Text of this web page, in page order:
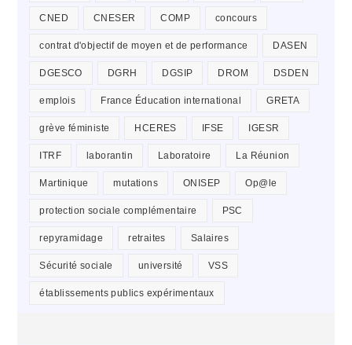
CNED CNESER COMP concours
contrat d'objectif de moyen et de performance DASEN
DGESCO DGRH DGSIP DROM DSDEN
emplois France Éducation international GRETA
grève féministe HCERES IFSE IGESR
ITRF laborantin Laboratoire La Réunion
Martinique mutations ONISEP Op@le
protection sociale complémentaire PSC
repyramidage retraites Salaires
Sécurité sociale université VSS
établissements publics expérimentaux